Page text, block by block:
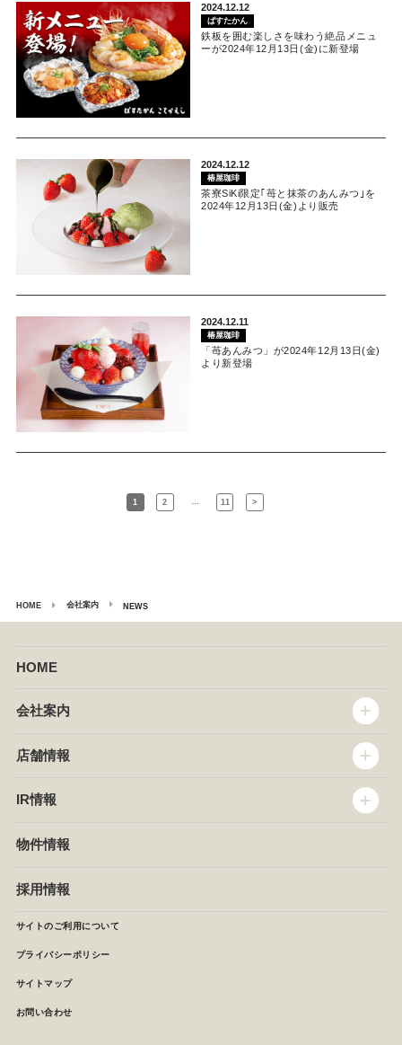
2024.12.12
ぱすたかん
鉄板を囲む楽しさを味わう絶品メニュ
ーが2024年12月13日(金)に新登場
2024.12.12
椿屋珈琲
茶寮SiKi限定｢苺と抹茶のあんみつ｣を
2024年12月13日(金)より販売
2024.12.11
椿屋珈琲
「苺あんみつ」が2024年12月13日(金)
より新登場
1 2 … 11 >
HOME 会社案内 NEWS
HOME
会社案内
企業情報
セントラルキッチン
NEWS
店舗情報
椿屋珈琲
イタリアンダイニングDONA
店舗検索
IR情報
IRニュース
月次報告
決算短信
株主の皆様へ
よくあるご質問 (株主優待制度)
物件情報
採用情報
サイトのご利用について
プライバシーポリシー
サイトマップ
お問い合わせ